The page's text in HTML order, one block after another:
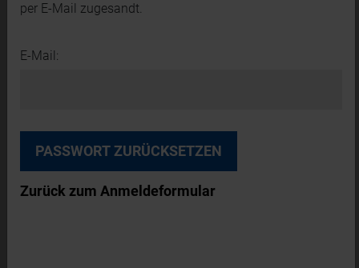
per E-Mail zugesandt.
E-Mail:
Zurück zum Anmeldeformular